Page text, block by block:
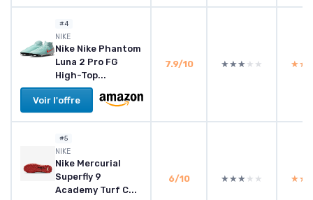
#4
NIKE
Nike Nike Phantom
Luna 2 Pro FG
High-Top...
Voir l'offre
7.9/10 ★★★★★
★★★★★
#5
NIKE
Nike Mercurial
Superfly 9
Academy Turf C...
6/10 ★★★★★
★★★★★